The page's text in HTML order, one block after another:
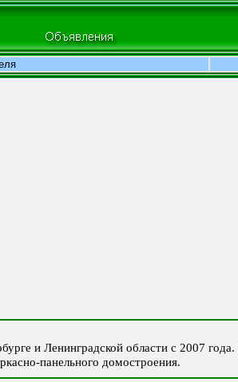
и Ленинградской области с 2007 года.
панельного домостроения.